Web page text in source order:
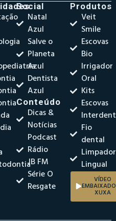
Social
Natal
Azul
Salve o
Planeta
Azul
Dentista
Azul
Conteúdo
Dicas &
Notícias
Podcast
Rádio
JB FM
Série O
Resgate
Produtos
Veit
Smile
Escovas
Bio
Irrigador
Oral
Kits
Escovas
Fio
dental
Limpador
Lingual
VÍDEO
XUXA